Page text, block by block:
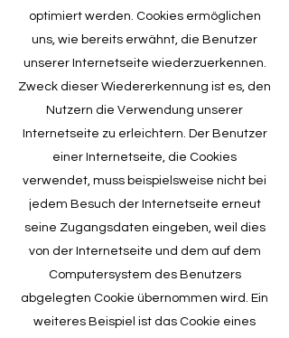
optimiert werden. Cookies ermöglichen
uns, wie bereits erwähnt, die Benutzer
unserer Internetseite wiederzuerkennen.
Zweck dieser Wiedererkennung ist es, den
Nutzern die Verwendung unserer
Internetseite zu erleichtern. Der Benutzer
einer Internetseite, die Cookies
verwendet, muss beispielsweise nicht bei
jedem Besuch der Internetseite erneut
seine Zugangsdaten eingeben, weil dies
von der Internetseite und dem auf dem
Computersystem des Benutzers
abgelegten Cookie übernommen wird. Ein
weiteres Beispiel ist das Cookie eines